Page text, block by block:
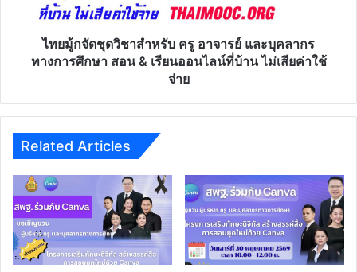
อาจารย์
บุคลากร
ทางการ
&
ออนไลน์
ที่
บ้าน
เสีย
ค่า
ใช้
จ่าย
ไทยมู้กจัดชุดวิชาสำหรับ ครู อาจารย์ และบุคลากร
ทางการศึกษา สอน & เรียนออนไลน์ที่บ้าน ไม่เสียค่าใช้
จ่าย
Related Articles